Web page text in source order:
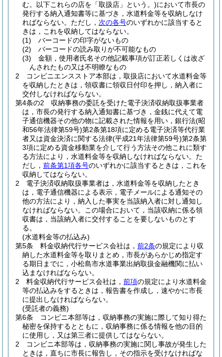
む。以下これらの店を「取扱店」という。)において市長の
発行する納入通知書等に基づき，水道料金等を収納しなけ
ればならない。 ただし， 次の各号のいずれかに該当すると
きは，これを収納してはならない。
(1)
バーコードの印字がないもの
(2)
バーコードの読み取りが不可能なもの
(3)
金額，使用者氏名その他記載事項が訂正若しくは改ざ
んされたもの又は不明瞭なもの
2
コンビニエンスストア本部は，取扱店において水道料金等
を収納したときは，領収書に領収日付印を押し，納入者に
交付しなければならない。
第4条の2
収納事務の委託を受けた電子決済収納取扱事業者
は，市長の発行する納入通知書に基づき，金銭に代えて電
子通信機器その他の物に記載された情報を用い，銀行法(昭
和56年法律第59号)第2条第18項に定める電子決済等代行業
者又は資金決済に関する法律(平成21年法律第59号)第2条第
3項に定める資金移動業を介して行う方法その他これに類す
る方法により，水道料金等を収納しなければならない。 た
だし， 前条第1項各号のいずれかに該当するときは，これを
収納してはならない。
2
電子決済収納取扱事業者は，水道料金等を収納したとき
は，電子通信機器による表示，電子メールによる通知その
他の方法により，納入した事実を当該納入者に対し通知し
なければならない。
この場合において，当該収納に係る領
収書は，当該納入者に交付することを要しないものとす
る。
(水道料金等の払込み)
第5条
料金収納代行サービス会社は， 前2条の規定により収
納した水道料金等を取りまとめ，市長があらかじめ指定す
る期日までに，小松島市水道事業出納取扱金融機関に払い
込まなければならない。
2
料金収納代行サービス会社は， 前項の規定により水道料金
等の払込みをするときは，報告書を作成し，速やかに市長
に提出しなければならない。
(受託者の義務)
第6条
コンビニ本部等は，収納事務の実施に際して知り得た
秘密を保持するとともに，収納事務に係る情報を他の目的
に使用し，又は第三者に提供してはならない。
2
コンビニ本部等は，収納事務の実施に関し事故が発生した
ときは，直ちに市長に報告し，その指示を受けなければな